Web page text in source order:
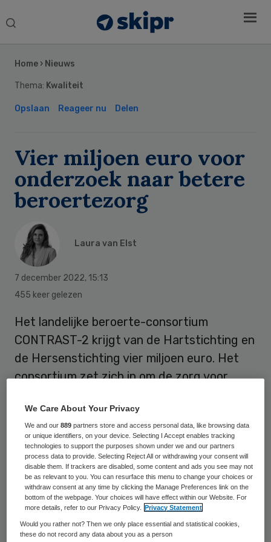
Search
Home › Nieuws
Thema: Kwaliteit
Opslaan Reageer nu Delen
Vier miljoen euro voor
onderzoek naar betere
beroertezorg
Laura van Elst
7 december 2022, 15:13
455 keer gelezen
Het landelijke beroerte-consortium
CONTRAST-2 krijgt van de Hartstichting en
de Hersenstichting vier miljoen euro. Het
consortium zet zich in om de zorg voor
Onderzoekers van het UMC Utrecht leiden
drie projecten binnen dit
samenwerkingsverband.
Jaarlijks belanden ongeveer 40.000 mensen
in Nederland in het ziekenhuis door een
beroerte. Ongeveer de helft van de
Sidebar
We Care About Your Privacy
We and our889 partners store and access personal data, like browsing data
or unique identifiers, on your device. Selecting I Accept enables tracking
technologies to support the purposes shown under we and our partners
process data to provide. Selecting Reject All or withdrawing your consent will
disable them. If trackers are disabled, some content and ads you see may not
be as relevant to you. You can resurface this menu to change your choices or
withdraw consent at any time by clicking the Manage Preferences link on the
bottom of the webpage. Your choices will have effect within our Website. For
more details, refer to our Privacy Policy.
Privacy Statement
Would you rather not? Then we only place essential and statistical cookies,
these do not record any data about you as a person